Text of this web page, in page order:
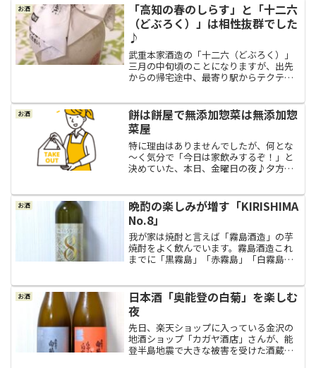
お酒
「高知の春のしらす」と「十二六
（どぶろく）」は相性抜群でした
♪
武重本家酒造の「十二六（どぶろく）」
三月の中旬頃のことになりますが、出先
からの帰宅途中、最寄り駅からテクテク
「十二六（どぶろく）」が入荷しまし
た。残りあと２本！」と、店...
お酒
餅は餅屋で無添加惣菜は無添加惣
菜屋
特に理由はありませんでしたが、何とな
～く気分で「今日は家飲みするぞ！」と
決めていた、本日、金曜日の夜♪夕方に
れ買って帰りまして、夜は予定通り梅乃
宿酒造の「あらごしみかん...
お酒
晩酌の楽しみが増す「KIRISHIMA
No.8」
我が家は焼酎と言えば「霧島酒造」の芋
焼酎をよく飲んでいます。霧島酒造これ
までに「黒霧島」「赤霧島」「白霧島」
「赤霧島」の みやびに するっと 「白霧
島」の どしっ...
お酒
日本酒「奥能登の白菊」を楽しむ
夜
先日、楽天ショップに入っている金沢の
地酒ショップ「カガヤ酒店」さんが、能
登半島地震で大きな被害を受けた酒蔵さ